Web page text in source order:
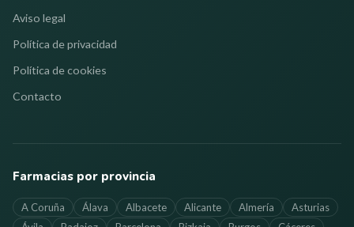
Aviso legal
Política de privacidad
Política de cookies
Contacto
Farmacias por provincia
A Coruña Álava Albacete Alicante Almería
Asturias